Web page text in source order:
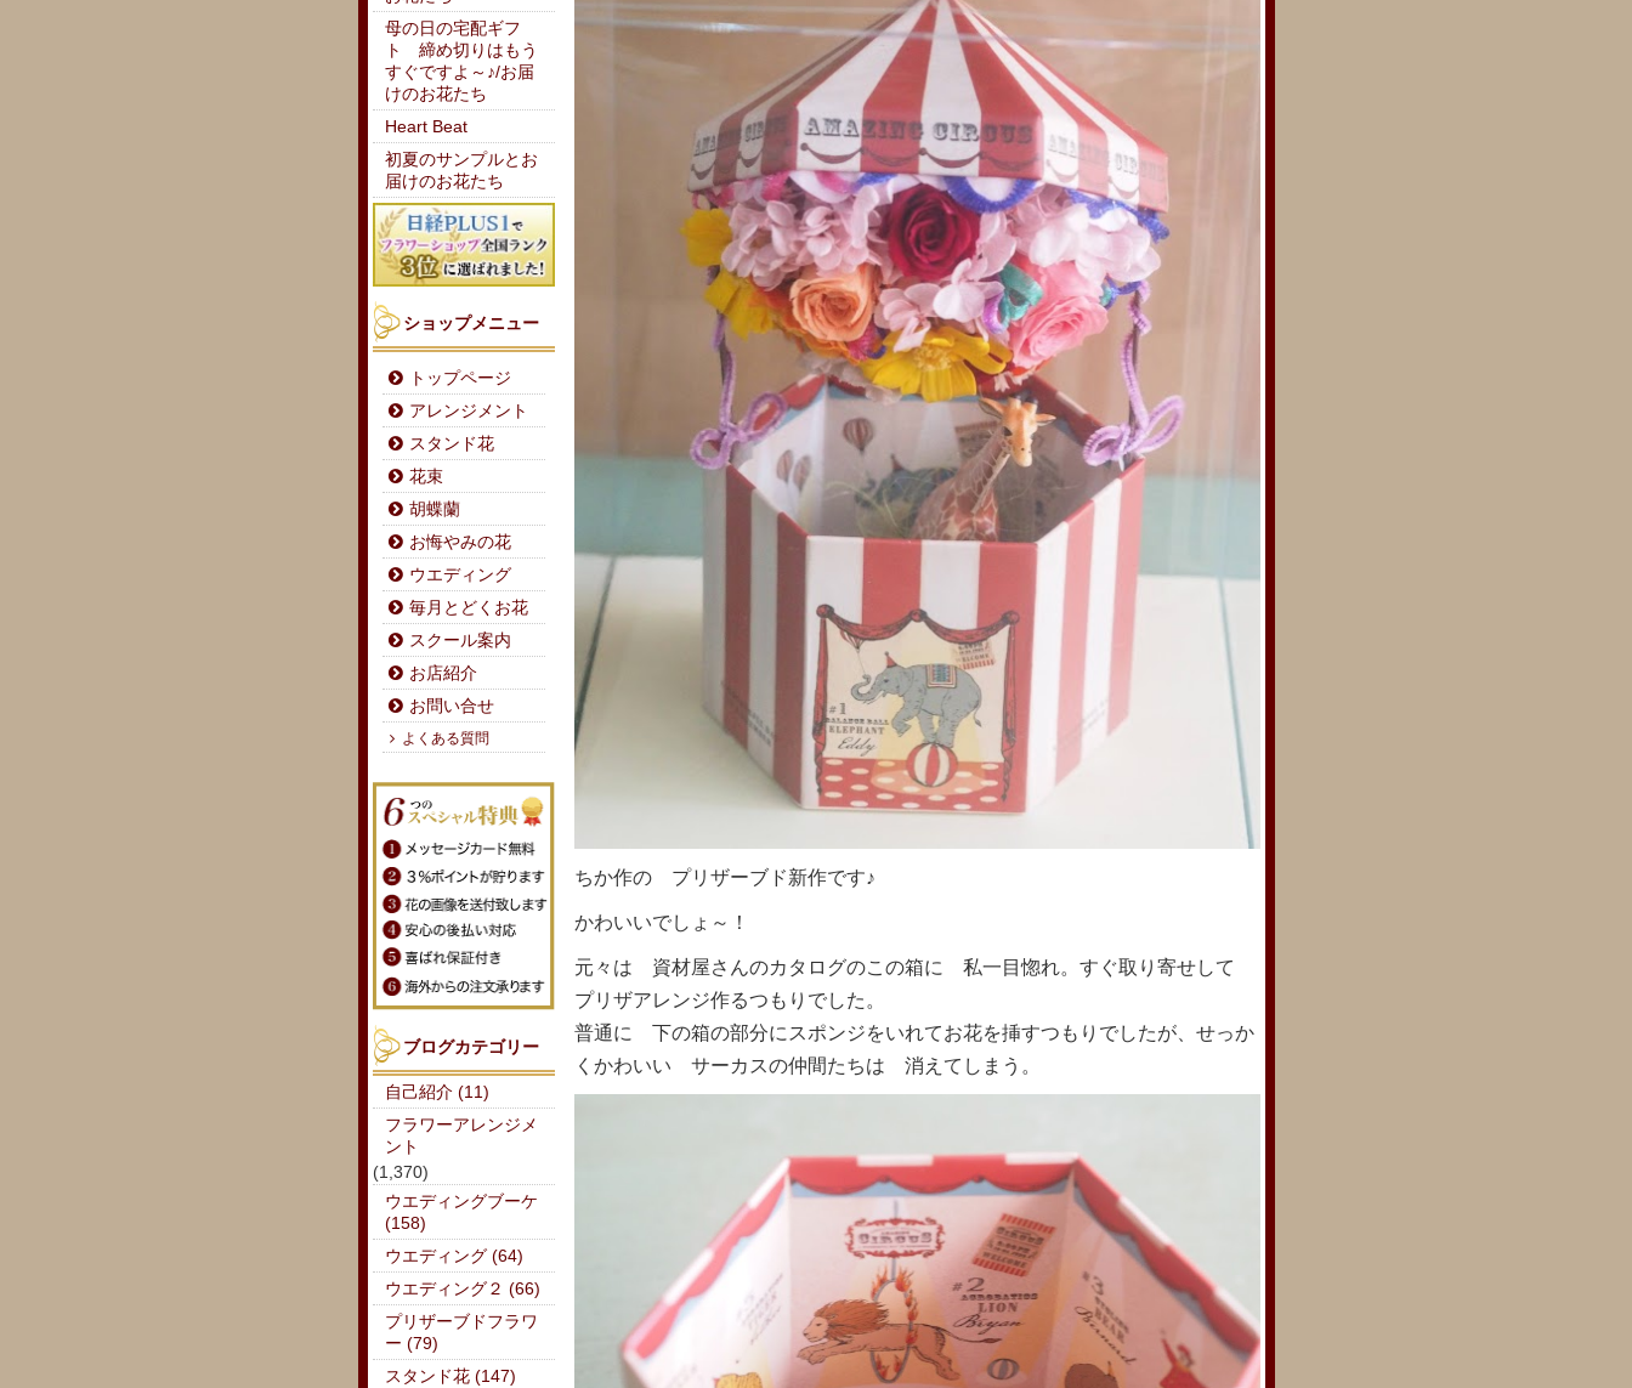
ちか作の プリザーブド新作です♪
かわいいでしょ～！
元々は 資材屋さんのカタログのこの箱に 私一目惚れ。すぐ取り寄せして
プリザアレンジ作るつもりでした。
普通に 下の箱の部分にスポンジをいれてお花を挿すつもりでしたが、せっか
くかわいい サーカスの仲間たちは 消えてしまう。
母の日の宅配ギフ
ト 締め切りはもう
すぐですよ～♪/お届
けのお花たち
Heart Beat
初夏のサンプルとお
届けのお花たち
ショップメニュー
トップページ
アレンジメント
スタンド花
花束
胡蝶蘭
お悔やみの花
ウエディング
毎月とどくお花
スクール案内
お店紹介
お問い合せ
よくある質問
ブログカテゴリー
自己紹介 (11)
フラワーアレンジメ
ント
(1,370)
ウエディングブーケ
(158)
ウエディング (64)
ウエディング２ (66)
プリザーブドフラワ
ー (79)
スタンド花 (147)